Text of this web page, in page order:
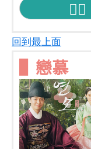
回到最上面
▌戀慕